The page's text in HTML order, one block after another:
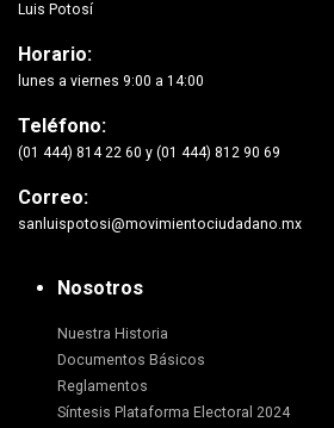
Luis Potosí
Horario:
lunes a viernes 9:00 a 14:00
Teléfono:
(01 444) 814 22 60 y (01 444) 812 90 69
Correo:
sanluispotosi@movimientociudadano.mx
Nosotros
Nuestra Historia
Documentos Básicos
Reglamentos
Síntesis Plataforma Electoral 2024